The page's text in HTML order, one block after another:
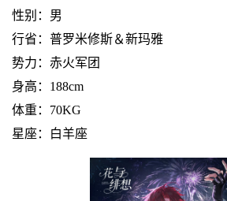
性别：男
行省：普罗米修斯＆新玛雅
势力：赤火军团
身高：188cm
体重：70KG
星座：白羊座